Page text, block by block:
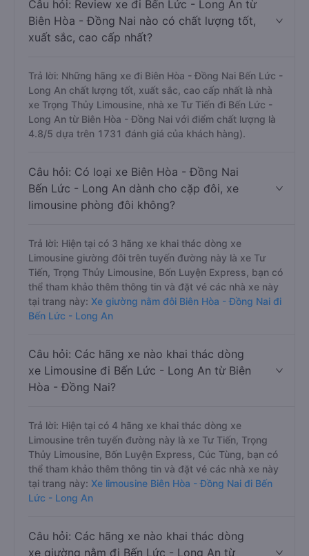
Câu hỏi: Review xe đi Bến Lức - Long An từ
Biên Hòa - Đồng Nai nào có chất lượng tốt,
xuất sắc, cao cấp nhất?
Trả lời: Những hãng xe đi Biên Hòa - Đồng Nai Bến Lức -
Long An chất lượng tốt, xuất sắc, cao cấp nhất là nhà
xe Trọng Thủy Limousine, nhà xe Tư Tiến đi Bến Lức -
Long An từ Biên Hòa - Đồng Nai với điểm chất lượng là
4.8/5 dựa trên 1731 đánh giá của khách hàng).
Câu hỏi: Có loại xe Biên Hòa - Đồng Nai
Bến Lức - Long An dành cho cặp đôi, xe
limousine phòng đôi không?
Trả lời: Hiện tại có 3 hãng xe khai thác dòng xe
Limousine giường đôi trên tuyến đường này là xe Tư
Tiến, Trọng Thủy Limousine, Bốn Luyện Express, bạn có
thể tham khảo thêm thông tin và đặt vé các nhà xe này
tại trang này: Xe giường nằm đôi Biên Hòa - Đồng Nai đi
Bến Lức - Long An
Câu hỏi: Các hãng xe nào khai thác dòng
xe Limousine đi Bến Lức - Long An từ Biên
Hòa - Đồng Nai?
Trả lời: Hiện tại có 4 hãng xe khai thác dòng xe
Limousine trên tuyến đường này là xe Tư Tiến, Trọng
Thủy Limousine, Bốn Luyện Express, Cúc Tùng, bạn có
thể tham khảo thêm thông tin và đặt vé các nhà xe này
tại trang này: Xe limousine Biên Hòa - Đồng Nai đi Bến
Lức - Long An
Câu hỏi: Các hãng xe nào khai thác dòng
xe giường nằm đi Bến Lức - Long An từ